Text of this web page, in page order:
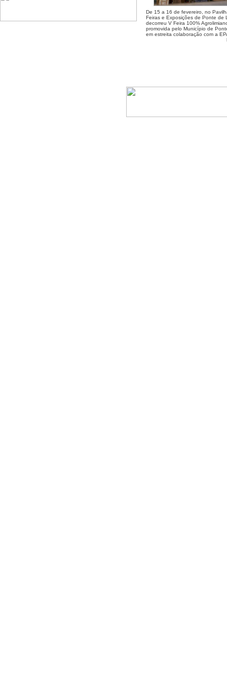
De 15 a 16 de fevereiro, no
Feiras e Exposições de Ponte de
decorreu V Feira 100%
promovida pelo Município de
em estreita colaboração com a